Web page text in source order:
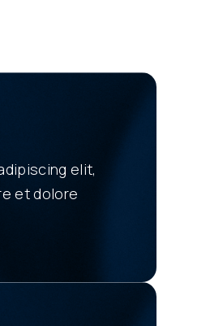
elit,
et dolore